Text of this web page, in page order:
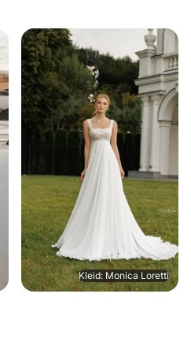
Kleid: Monica Loretti